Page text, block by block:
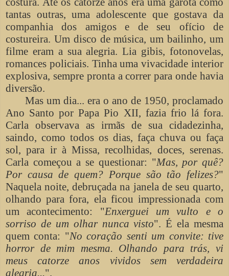
tantas outras, uma adolescente que gostava da
companhia dos amigos e de seu ofício de
costureira. Um disco de música, um bailinho, um
filme eram a sua alegria. Lia gibis, fotonovelas,
romances policiais. Tinha uma vivacidade interior
explosiva, sempre pronta a correr para onde havia
diversão.
Mas um dia... era o ano de 1950, proclamado
Ano Santo por Papa Pio XII, fazia frio lá fora.
Carla observava as irmãs de sua cidadezinha,
saindo, como todos os dias, faça chuva ou faça
sol, para ir à Missa, recolhidas, doces, serenas.
Carla começou a se questionar: "Mas, por quê?
Por causa de quem? Porque são tão felizes?"
Naquela noite, debruçada na janela de seu quarto,
olhando para fora, ela ficou impressionada com
um acontecimento: "Enxerguei um vulto e o
sorriso de um olhar nunca visto". É ela mesma
quem conta: "No coração senti um convite: tive
horror de mim mesma. Olhando para trás, vi
meus catorze anos vividos sem verdadeira
alegria...".